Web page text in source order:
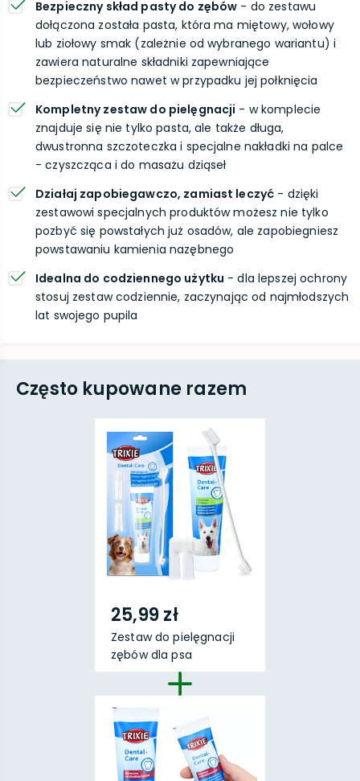
Bezpieczny skład pasty do zębów - do zestawu
dołączona została pasta, która ma miętowy, wołowy
lub ziołowy smak (zależnie od wybranego wariantu) i
zawiera naturalne składniki zapewniające
bezpieczeństwo nawet w przypadku jej połknięcia
Kompletny zestaw do pielęgnacji - w komplecie
znajduje się nie tylko pasta, ale także długa,
dwustronna szczoteczka i specjalne nakładki na palce
- czyszcząca i do masażu dziąseł
Działaj zapobiegawczo, zamiast leczyć - dzięki
zestawowi specjalnych produktów możesz nie tylko
pozbyć się powstałych już osadów, ale zapobiegniesz
powstawaniu kamienia nazębnego
Idealna do codziennego użytku - dla lepszej ochrony
stosuj zestaw codziennie, zaczynając od najmłodszych
lat swojego pupila
Często kupowane razem
25,99 zł
Zestaw do pielęgnacji
zębów dla psa